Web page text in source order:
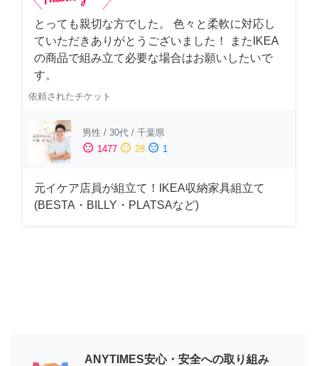
とっても親切な方でした。 色々と柔軟に対応し
ていただきありがとうございました！ またIKEA
の商品で組み立て必要な場合はお願いしたいで
す。
依頼されたチケット
男性 / 30代 / 千葉県
sentiment_satisfied 1477 sentiment_neutral 28 sentiment_dissatisfied 1
元イケア店員が組立て！IKEA収納家具組立て
(BESTA・BILLY・PLATSAなど)
ANYTIMES安心・安全への取り組み